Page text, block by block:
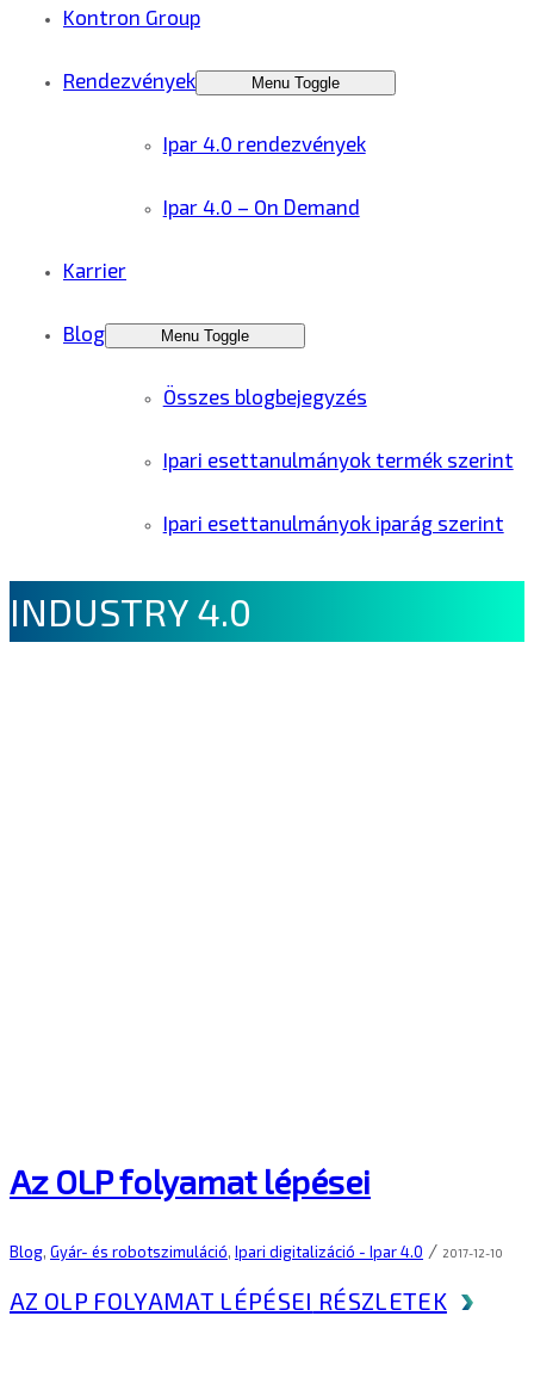
Kontron Group
Rendezvények Menu Toggle
Ipar 4.0 rendezvények
Ipar 4.0 – On Demand
Karrier
Blog Menu Toggle
Összes blogbejegyzés
Ipari esettanulmányok termék szerint
Ipari esettanulmányok iparág szerint
INDUSTRY 4.0
Az OLP folyamat lépései
Blog, Gyár- és robotszimuláció, Ipari digitalizáció - Ipar 4.0 / 2017-12-10
AZ OLP FOLYAMAT LÉPÉSEI RÉSZLETEK